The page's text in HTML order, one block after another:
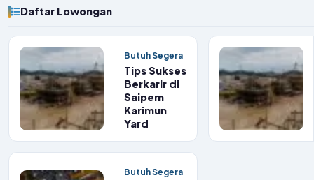
Daftar Lowongan
Butuh Segera
Tips Sukses
Berkarir di
Saipem
Karimun
Yard
Butuh Segera